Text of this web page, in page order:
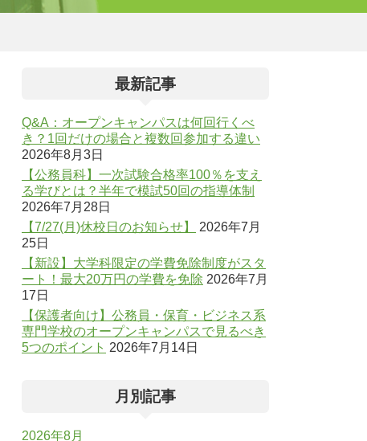
最新記事
Q&A：オープンキャンパスは何回行くべ
き？1回だけの場合と複数回参加する違い
2026年8月3日
【公務員科】一次試験合格率100％を支え
る学びとは？半年で模試50回の指導体制
2026年7月28日
【7/27(月)休校日のお知らせ】
2026年7月
25日
【新設】大学科限定の学費免除制度がスタ
ート！最大20万円の学費を免除 2026年7月
17日
【保護者向け】公務員・保育・ビジネス系
専門学校のオープンキャンパスで見るべき
5つのポイント 2026年7月14日
月別記事
2026年8月